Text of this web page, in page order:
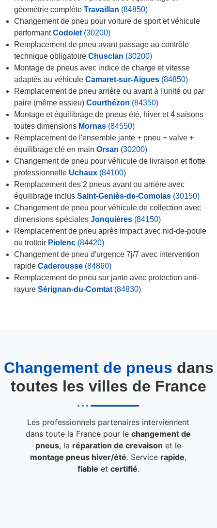
géométrie complète Travaillan (84850)
Changement de pneu pour voiture de sport et véhicule
performant Codolet (30200)
Remplacement de pneu avant passage au contrôle
technique obligatoire Chusclan (30200)
Montage de pneus avec indice de charge et vitesse
adaptés au véhicule Camaret-sur-Aigues (84850)
Remplacement de pneu arrière ou avant à l'unité ou par
paire (même essieu) Courthézon (84350)
Montage et équilibrage de pneus été, hiver et 4 saisons
toutes dimensions Mornas (84550)
Remplacement de l'ensemble jante + pneu + valve +
équilibrage clé en main Orsan (30200)
Changement de pneu pour véhicule de livraison et flotte
professionnelle Uchaux (84100)
Remplacement des 2 pneus avant ou arrière avec
équilibrage inclus Saint-Geniès-de-Comolas (30150)
Changement de pneu pour véhicule de collection avec
dimensions spéciales Jonquières (84150)
Remplacement de pneu après impact avec nid-de-poule
ou trottoir Piolenc (84420)
Changement de pneu d'urgence 7j/7 avec intervention
rapide Caderousse (84860)
Remplacement de pneu sur jante avec protection anti-
rayure Sérignan-du-Comtat (84830)
Changement de pneus dans
toutes les villes de France
Les professionnels partenaires interviennent
dans toute la France pour lechangement de
pneus, la réparation de crevaison et le
montage pneus hiver/été. Service rapide,
fiable et certifié.